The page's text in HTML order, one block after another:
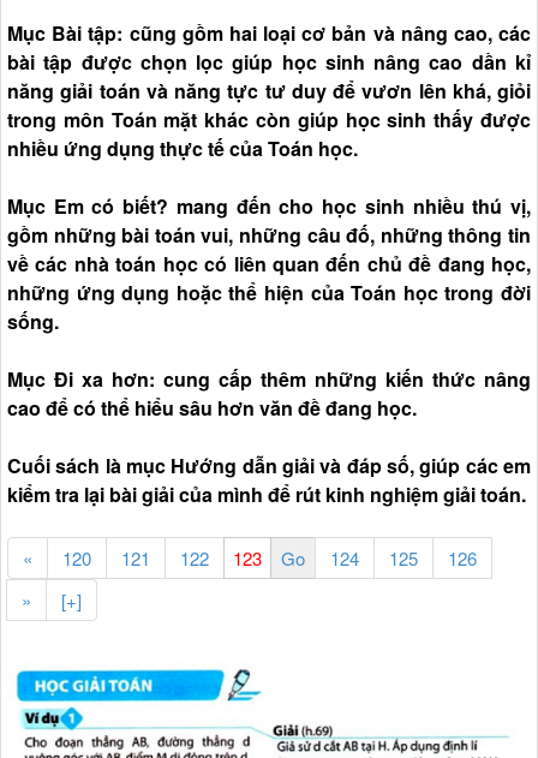
Mục Bài tập: cũng gồm hai loại cơ bản và nâng cao, các
bài tập được chọn lọc giúp học sinh nâng cao dần kỉ
năng giải toán và năng tực tư duy để vươn lên khá, giỏi
trong môn Toán mặt khác còn giúp học sinh thấy được
nhiều ứng dụng thực tế của Toán học.
Mục Em có biết? mang đến cho học sinh nhiều thú vị,
gồm những bài toán vui, những câu đố, những thông tin
về các nhà toán học có liên quan đến chủ đề đang học,
những ứng dụng hoặc thể hiện của Toán học trong đời
sống.
Mục Đi xa hơn: cung cấp thêm những kiến thức nâng
cao để có thể hiểu sâu hơn văn đề đang học.
Cuối sách là mục Hướng dẫn giải và đáp số, giúp các em
kiểm tra lại bài giải của mình để rút kinh nghiệm giải toán.
« 120 121 122 124 125
126
»
[+]